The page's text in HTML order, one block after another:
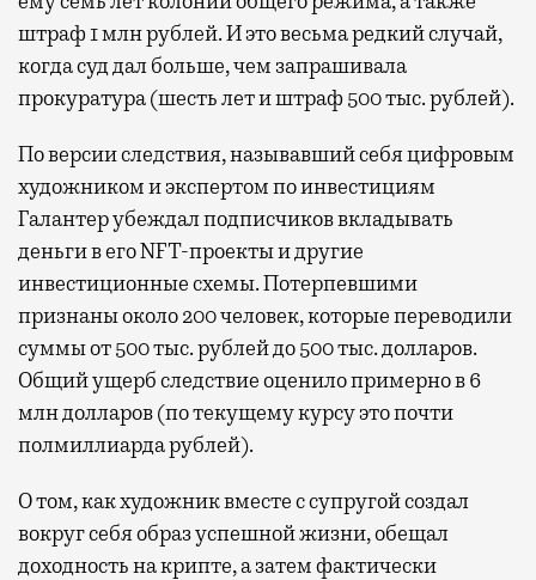
штраф 1 млн рублей. И это весьма редкий случай,
когда суд дал больше, чем запрашивала
прокуратура (шесть лет и штраф 500 тыс. рублей).
По версии следствия, называвший себя цифровым
художником и экспертом по инвестициям
Галантер убеждал подписчиков вкладывать
деньги в его NFT-проекты и другие
инвестиционные схемы. Потерпевшими
признаны около 200 человек, которые переводили
суммы от 500 тыс. рублей до 500 тыс. долларов.
Общий ущерб следствие оценило примерно в 6
млн долларов (по текущему курсу это почти
полмиллиарда рублей).
О том, как художник вместе с супругой создал
вокруг себя образ успешной жизни, обещал
доходность на крипте, а затем фактически